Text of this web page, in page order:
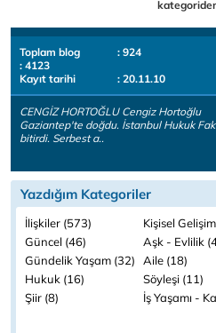
Toplam blog
: 924
: 4123
Kayıt tarihi
: 20.11.10
CENGİZ HORTOĞLU Cengiz Hortoğlu
Gaziantep'te doğdu. İstanbul Hukuk
bitirdi. Serbest a..
Yazdığım Kategoriler
İlişkiler (573)
Kişisel
Güncel (46)
Aşk - Evlilik
Gündelik Yaşam (32)
Aile (18)
Hukuk (16)
Söyleşi (11)
Şiir (8)
İş Yaşamı -